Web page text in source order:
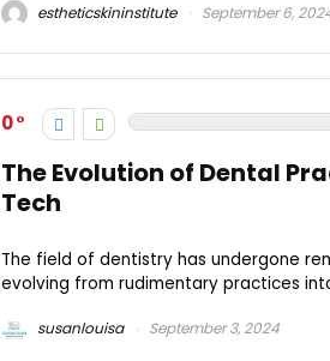
estheticskininstitute September 6,
0
The Evolution of Dental
Tech
The field of dentistry has undergone
evolving from rudimentary practices
susanlouisa September 3, 2024